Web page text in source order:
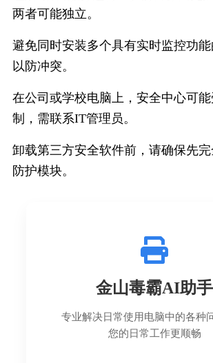
两者可能独立。
避免同时安装多个具有实时监控功能
以防冲突。
在公司或学校电脑上，安全中心可
制，需联系IT管理员。
卸载第三方安全软件前，请确保先
防护模块。
金山毒霸AI助手
专业解决日常使用电脑中的各种
您的日常工作更顺畅